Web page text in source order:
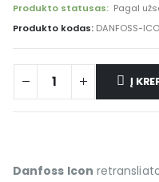
Produkto statusas: Pagal
Produkto kodas: DANFOSS-
Į
Danfoss Icon